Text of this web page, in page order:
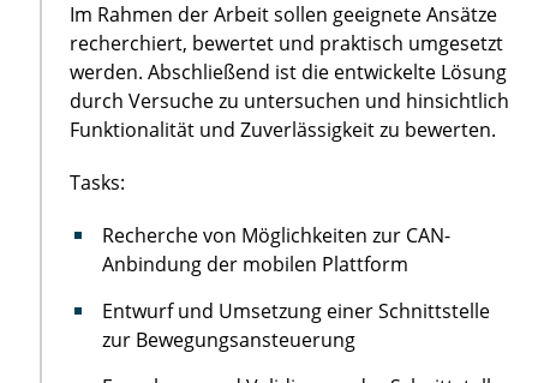
Im Rahmen der Arbeit sollen geeignete Ansätze
recherchiert, bewertet und praktisch umgesetzt
werden. Abschließend ist die entwickelte Lösung
durch Versuche zu untersuchen und hinsichtlich
Funktionalität und Zuverlässigkeit zu bewerten.
Tasks:
Recherche von Möglichkeiten zur CAN-
Anbindung der mobilen Plattform
Entwurf und Umsetzung einer Schnittstelle
zur Bewegungsansteuerung